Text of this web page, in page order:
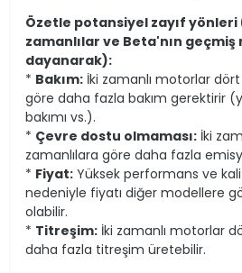
Özetle potansiyel zayıf yönleri
zamanlılar ve Beta'nın
dayanarak):
* Bakım: İki zamanlı motorlar
göre daha fazla bakım gerektirir
bakımı vs.).
* Çevre dostu olmaması: İki
zamanlılara göre daha fazla
* Fiyat: Yüksek performans ve
nedeniyle fiyatı diğer modellere
olabilir.
* Titreşim: İki zamanlı motorlar
daha fazla titreşim üretebilir.